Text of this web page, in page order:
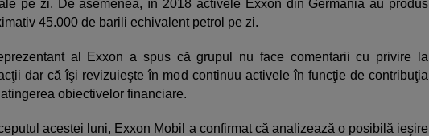
pe zi. De asemenea, în 2018 activele Exxon din Germania au produs
45.000 de barili echivalent petrol pe zi.
al Exxon a spus că grupul nu face comentarii cu privire la
dar că îşi revizuieşte în mod continuu activele în funcţie de contribuţia
atingerea obiectivelor financiare.
acestei luni, Exxon Mobil a confirmat că analizează o posibilă ieşire